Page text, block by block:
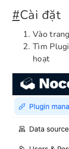
#Cài đặt
Vào
Tìm
hoạt